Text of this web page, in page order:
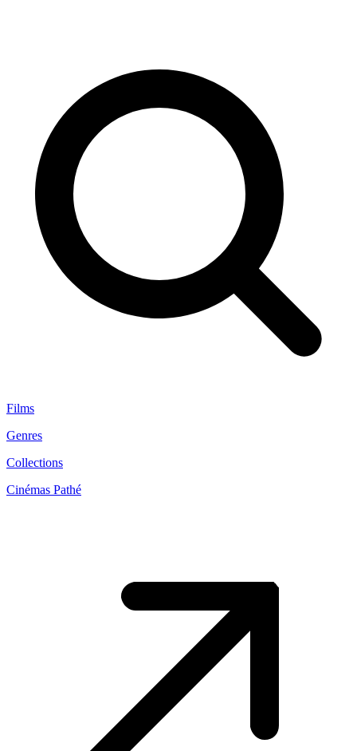
Films
Genres
Collections
Cinémas Pathé